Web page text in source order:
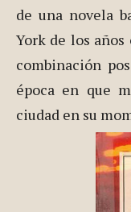
de una novela
York de los
combinación
época en que
ciudad en su